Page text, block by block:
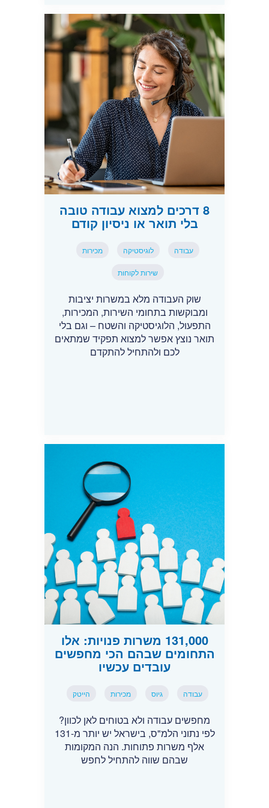
8 דרכים למצוא עבודה טובה
בלי תואר או ניסיון קודם
עבודה לוגיסטיקה מכירות
שירות לקוחות
שוק העבודה מלא במשרות יציבות
ומבוקשות בתחומי השירות, המכירות,
התפעול, הלוגיסטיקה והשטח – וגם בלי
תואר נוצץ אפשר למצוא תפקיד שמתאים
לכם ולהתחיל להתקדם
131,000 משרות פנויות: אלו
התחומים שבהם הכי מחפשים
עובדים עכשיו
עבודה גיוס מכירות הייטק
מחפשים עבודה ולא בטוחים לאן לכוון?
לפי נתוני הלמ"ס, בישראל יש יותר מ-131
אלף משרות פתוחות. הנה המקומות
שבהם שווה להתחיל לחפש